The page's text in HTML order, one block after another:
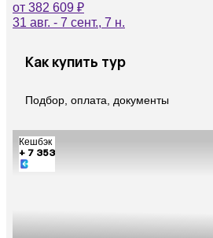
от 382 609 ₽
31 авг. - 7 сент., 7 н.
Как купить тур
Подбор, оплата, документы
Кешбэк
+ 7 353